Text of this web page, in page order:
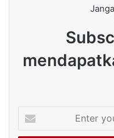
your